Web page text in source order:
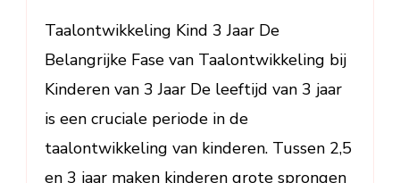
Kinderen
van
Jaar
Taalontwikkeling Kind 3 Jaar De
Belangrijke Fase van Taalontwikkeling bij
Kinderen van 3 Jaar De leeftijd van 3 jaar
is een cruciale periode in de
taalontwikkeling van kinderen. Tussen 2,5
en 3 jaar maken kinderen grote sprongen